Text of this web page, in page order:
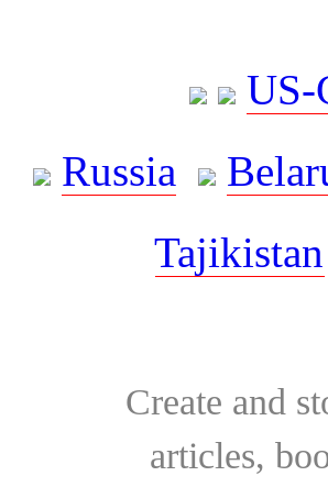
US-
Russia
Tajikistan
Create and
articles,